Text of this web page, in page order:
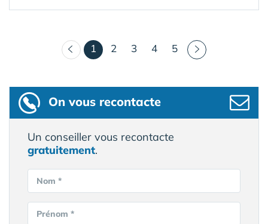
1 (courant)
2 3 4 5
On vous recontacte
Un conseiller vous recontacte
gratuitement.
Nom *
Prénom *